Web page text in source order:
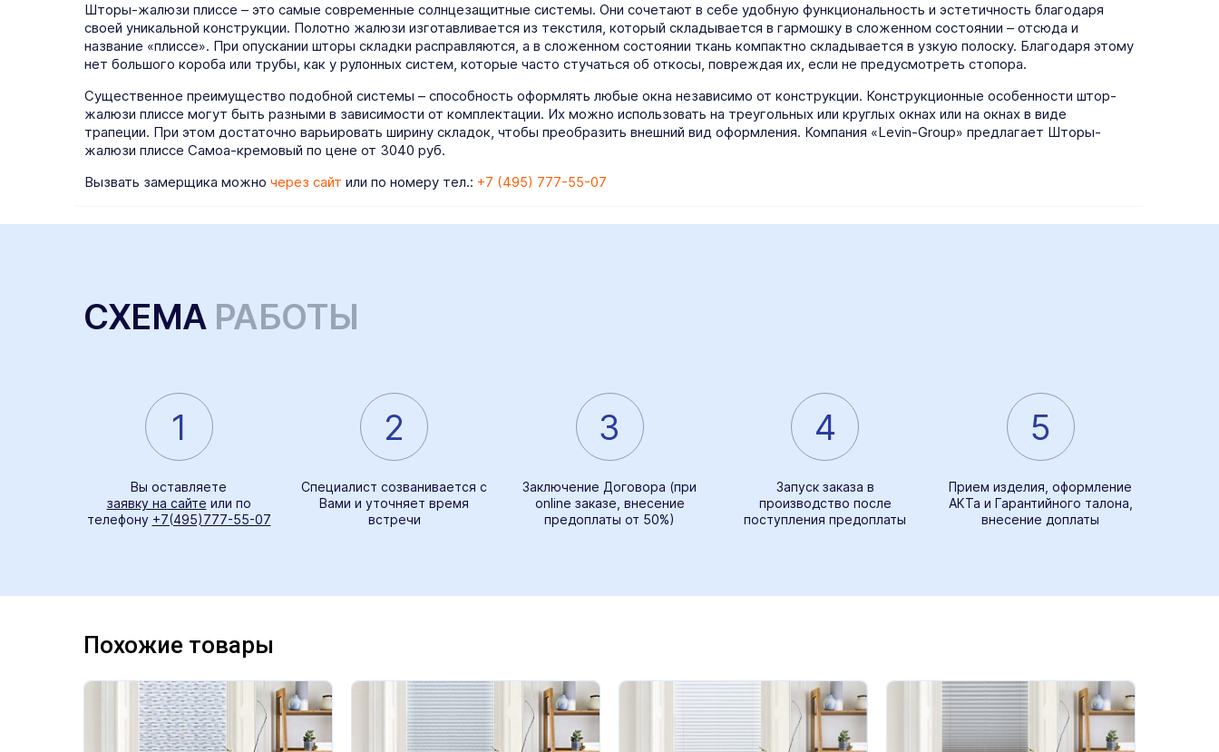
Шторы-жалюзи плиссе – это самые современные солнцезащитные системы. Они сочетают в себе удобную функциональность и эстетичность благодаря
своей уникальной конструкции. Полотно жалюзи изготавливается из текстиля, который складывается в гармошку в сложенном состоянии – отсюда и
название «плиссе». При опускании шторы складки расправляются, а в сложенном состоянии ткань компактно складывается в узкую полоску. Благодаря этому
нет большого короба или трубы, как у рулонных систем, которые часто стучаться об откосы, повреждая их, если не предусмотреть стопора.
Существенное преимущество подобной системы – способность оформлять любые окна независимо от конструкции. Конструкционные особенности штор-
жалюзи плиссе могут быть разными в зависимости от комплектации. Их можно использовать на треугольных или круглых окнах или на окнах в виде
трапеции. При этом достаточно варьировать ширину складок, чтобы преобразить внешний вид оформления. Компания «Levin-Group» предлагает Шторы-
жалюзи плиссе Самоа-кремовый по цене от 3040 руб.
Вызвать замерщика можно через сайт или по номеру тел.: +7 (495) 777-55-07
СХЕМА РАБОТЫ
1
Вы оставляете
заявку на сайте или по
телефону +7(495)777-55-07
2
Специалист созванивается с
Вами и уточняет время
встречи
3
Заключение Договора (при
online заказе, внесение
предоплаты от 50%)
4
Запуск заказа в
производство после
поступления предоплаты
5
Прием изделия, оформление
АКТа и Гарантийного талона,
внесение доплаты
Похожие товары